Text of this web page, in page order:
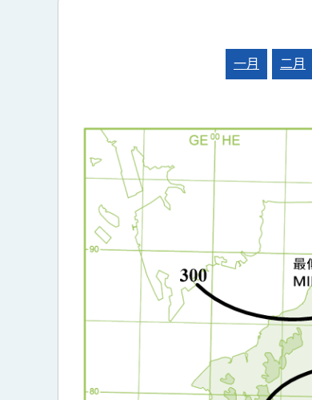
一月 二月